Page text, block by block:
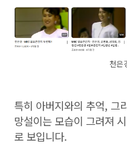
천은
특히 아버지와의 추억, 그
망설이는 모습이 그려져
로 보입니다.